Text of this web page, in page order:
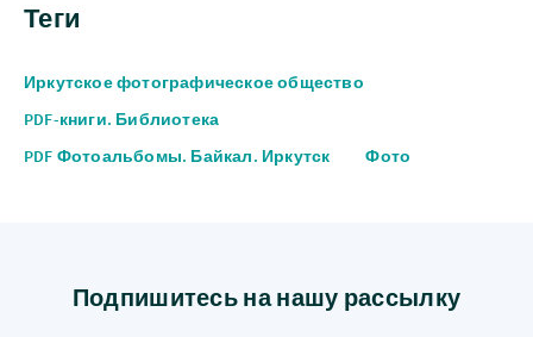
Теги
Иркутское фотографическое общество
PDF-книги. Библиотека
PDF Фотоальбомы. Байкал. Иркутск
Фото
Подпишитесь на нашу рассылку